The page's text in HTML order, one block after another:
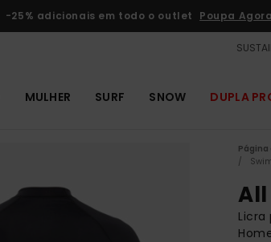
-25% adicionais em todo o outlet Poupa Agora
MULHER SURF SNOW DUPLA
Página